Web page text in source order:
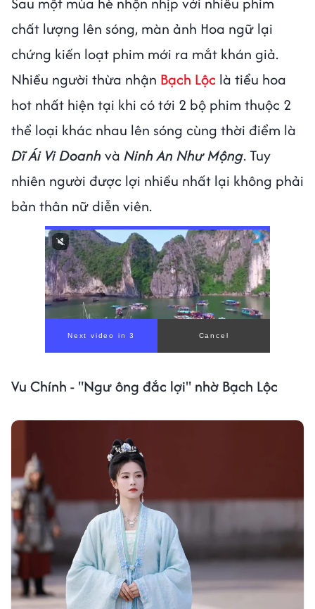
chất lượng lên sóng, màn ảnh Hoa ngữ lại
chứng kiến loạt phim mới ra mắt khán giả.
Nhiều người thừa nhận Bạch Lộc là tiểu hoa
hot nhất hiện tại khi có tới 2 bộ phim thuộc 2
thể loại khác nhau lên sóng cùng thời điểm là
Dĩ Ái Vi Doanh và Ninh An Như Mộng. Tuy
nhiên người được lợi nhiều nhất lại không phải
bản thân nữ diễn viên.
Vu Chính - "Ngư ông đắc lợi" nhờ Bạch Lộc